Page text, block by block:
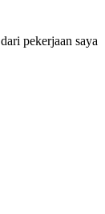
pekerjaan saya